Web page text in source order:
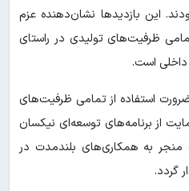
این بازدیدها نشان‌دهنده عزم
ظرفیت‌های تولیدی در راستای
داخلی است.
استفاده از تمامی ظرفیت‌های
از برنامه‌های توسعه‌ای نیکسان
منجر به همکاری‌های بلندمدت در
گردد.